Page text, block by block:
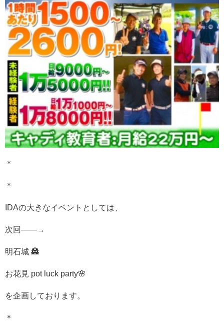
＊
＊
IDAの大きなイベントとしては、
次回——→
明石城 🏯
お花見 pot luck party🌸
を企画しております。
＊